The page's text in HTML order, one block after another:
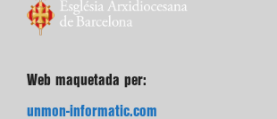
Web maquetada per:
unmon-informatic.com